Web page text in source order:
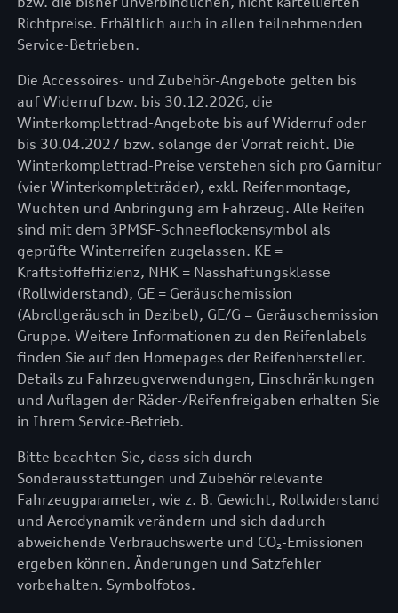
Richtpreise. Erhältlich auch in allen teilnehmenden
Service-Betrieben.
Die Accessoires- und Zubehör-Angebote gelten bis
auf Widerruf bzw. bis 30.12.2026, die
Winterkomplettrad-Angebote bis auf Widerruf oder
bis 30.04.2027 bzw. solange der Vorrat reicht. Die
Winterkomplettrad-Preise verstehen sich pro Garnitur
(vier Winterkompletträder), exkl. Reifenmontage,
Wuchten und Anbringung am Fahrzeug. Alle Reifen
sind mit dem 3PMSF-Schneeflockensymbol als
geprüfte Winterreifen zugelassen. KE =
Kraftstoffeffizienz, NHK = Nasshaftungsklasse
(Rollwiderstand), GE = Geräuschemission
(Abrollgeräusch in Dezibel), GE/G = Geräuschemission
Gruppe. Weitere Informationen zu den Reifenlabels
finden Sie auf den Homepages der Reifenhersteller.
Details zu Fahrzeugverwendungen, Einschränkungen
und Auflagen der Räder-/Reifenfreigaben erhalten Sie
in Ihrem Service-Betrieb.
Bitte beachten Sie, dass sich durch
Sonderausstattungen und Zubehör relevante
Fahrzeugparameter, wie z. B. Gewicht, Rollwiderstand
und Aerodynamik verändern und sich dadurch
abweichende Verbrauchswerte und CO₂-Emissionen
ergeben können. Änderungen und Satzfehler
vorbehalten. Symbolfotos.